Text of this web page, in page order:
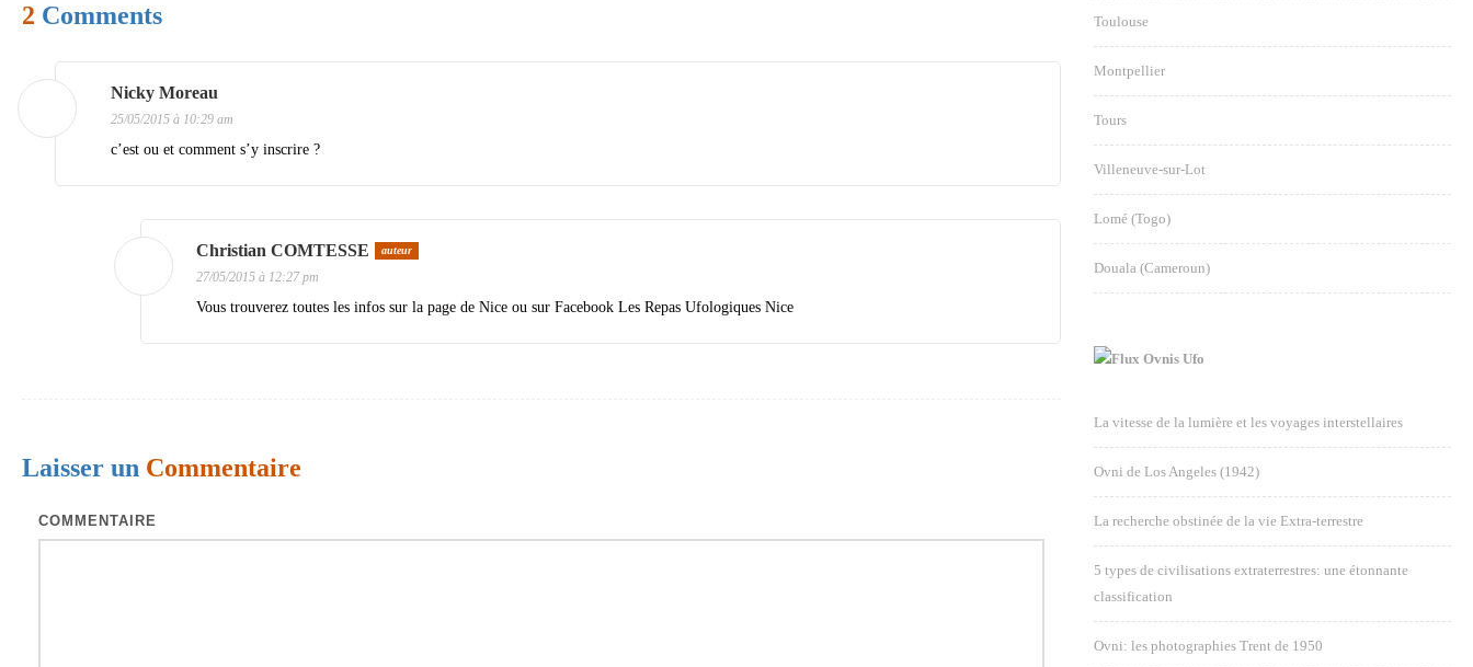
g
t
i
c
2 Comments
Nicky Moreau
25/05/2015 à 10:29 am
c’est ou et comment s’y inscrire ?
Christian COMTESSE auteur
27/05/2015 à 12:27 pm
Vous trouverez toutes les infos sur la page de Nice ou sur Facebook Les Repas Ufologiques Nice
Laisser un Commentaire
COMMENTAIRE
Toulouse
Montpellier
Tours
Villeneuve-sur-Lot
Lomé (Togo)
Douala (Cameroun)
Ovnis Ufo
La vitesse de la lumière et les voyages interstellaires
Ovni de Los Angeles (1942)
La recherche obstinée de la vie Extra-terrestre
5 types de civilisations extraterrestres: une étonnante
classification
Ovni: les photographies Trent de 1950